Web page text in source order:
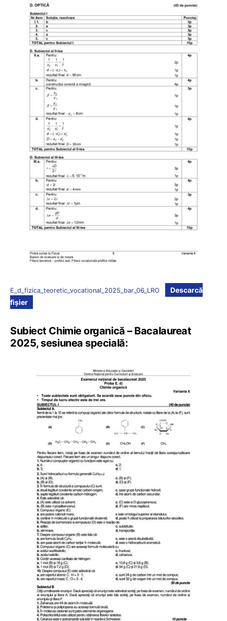
E_d_fizica_teoretic_vocational_2025_bar_06_LRO
Descarcă
fișier
Subiect Chimie organică – Bacalaureat
2025, sesiunea specială: